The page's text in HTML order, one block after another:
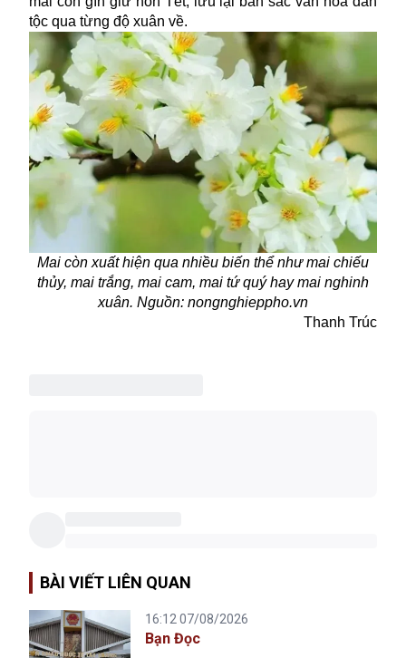
tộc qua từng độ xuân về.
Mai còn xuất hiện qua nhiều biến thể như mai chiếu
thủy, mai trắng, mai cam, mai tứ quý hay mai nghinh
xuân. Nguồn: nongnghieppho.vn
Thanh Trúc
BÀI VIẾT LIÊN QUAN
16:12 07/08/2026
Bạn Đọc